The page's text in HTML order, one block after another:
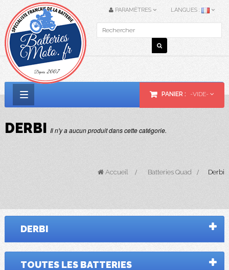
PARAMÈTRES LANGUES :
la
PANIER : -VIDE-
DERBI Il n'y a aucun produit dans cette catégorie.
Accueil > Batteries Quad > Derbi
DERBI
TOUTES LES BATTERIES